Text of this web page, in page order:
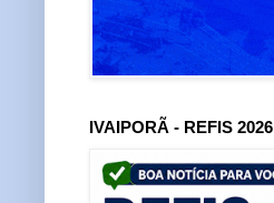
IVAIPORÃ - REFIS 2026